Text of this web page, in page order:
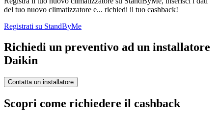
del tuo nuovo climatizzatore e... richiedi il tuo cashback!
Registrati su StandByMe
Richiedi un preventivo ad un installatore
Daikin
Contatta un installatore
Scopri come richiedere il cashback